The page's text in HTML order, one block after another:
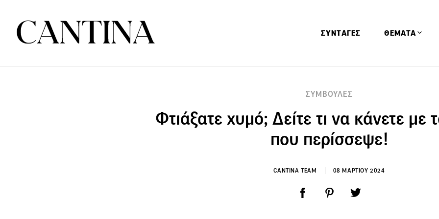
ΣΥΝΤΑΓΕΣ ΘΕΜΑΤΑ
Ειδήσεις
Έρευνες
ΣΥΜΒΟΥΛΕΣ
Φτιάξατε χυμό; Δείτε τι να κάνετε με
που περίσσεψε!
CANTINA TEAM 08 ΜΑΡΤΙΟΥ 2024